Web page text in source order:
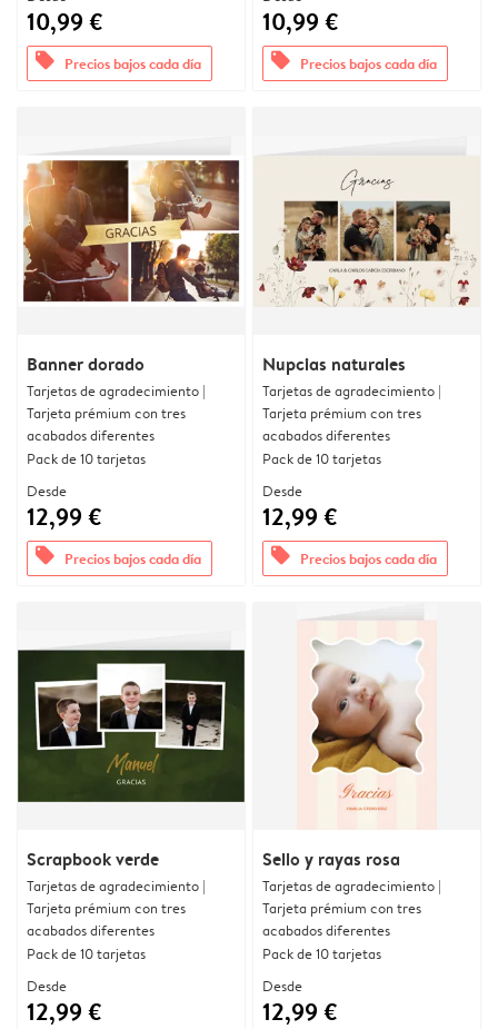
10,99 €
offers Precios bajos cada día
10,99 €
offers Precios bajos cada día
Banner dorado
Tarjetas de agradecimiento |
Tarjeta prémium con tres
acabados diferentes
Pack de 10 tarjetas
Desde
12,99 €
offers Precios bajos cada día
Nupcias naturales
Tarjetas de agradecimiento |
Tarjeta prémium con tres
acabados diferentes
Pack de 10 tarjetas
Desde
12,99 €
offers Precios bajos cada día
Scrapbook verde
Tarjetas de agradecimiento |
Tarjeta prémium con tres
acabados diferentes
Pack de 10 tarjetas
Desde
12,99 €
Sello y rayas rosa
Tarjetas de agradecimiento |
Tarjeta prémium con tres
acabados diferentes
Pack de 10 tarjetas
Desde
12,99 €